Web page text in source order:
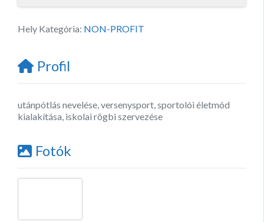
Hely Kategória: NON-PROFIT
Profil
utánpótlás nevelése, versenysport, sportolói életmód
kialakítása, iskolai rögbi szervezése
Fotók